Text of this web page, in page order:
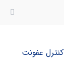
کنترل عفونت